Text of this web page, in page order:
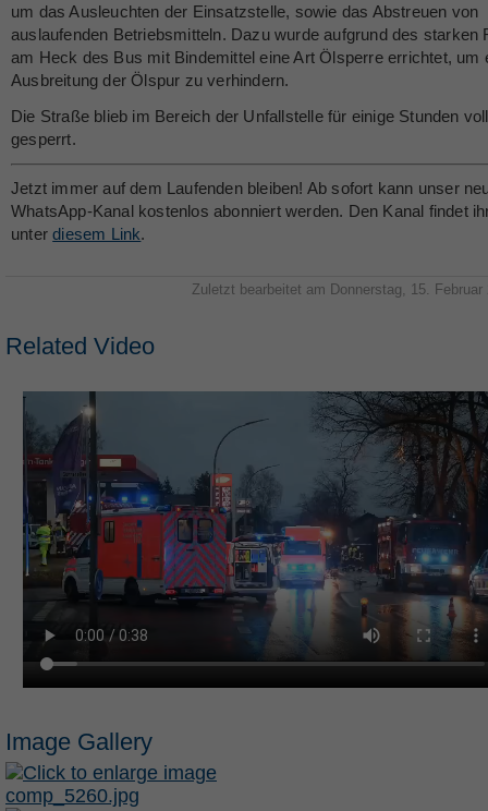
um das Ausleuchten der Einsatzstelle, sowie das Abstreuen von
auslaufenden Betriebsmitteln. Dazu wurde aufgrund des starken
am Heck des Bus mit Bindemittel eine Art Ölsperre errichtet, um
Ausbreitung der Ölspur zu verhindern.
Die Straße blieb im Bereich der Unfallstelle für einige Stunden voll
gesperrt.
Jetzt immer auf dem Laufenden bleiben! Ab sofort kann unser
WhatsApp-Kanal kostenlos abonniert werden. Den Kanal findet
unterdiesem Link.
Zuletzt bearbeitet am Donnerstag, 15. Februar
Related Video
Image Gallery